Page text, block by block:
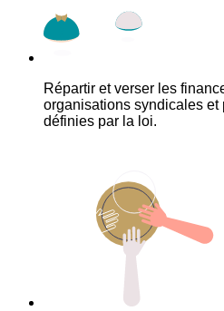
Répartir et verser les
organisations syndicales
définies par la loi.